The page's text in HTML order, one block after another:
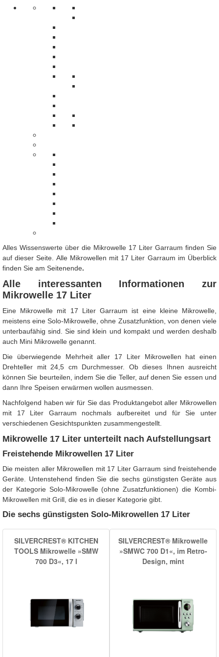
Alles Wissenswerte über die Mikrowelle 17 Liter Garraum finden Sie
auf dieser Seite. Alle Mikrowellen mit 17 Liter Garraum im Überblick
finden Sie am Seitenende.
Alle interessanten Informationen zur
Mikrowelle 17 Liter
Eine Mikrowelle mit 17 Liter Garraum ist eine kleine Mikrowelle,
meistens eine Solo-Mikrowelle, ohne Zusatzfunktion, von denen viele
unterbaufähig sind. Sie sind klein und kompakt und werden deshalb
auch Mini Mikrowelle genannt.
Die überwiegende Mehrheit aller 17 Liter Mikrowellen hat einen
Drehteller mit 24,5 cm Durchmesser. Ob dieses Ihnen ausreicht
können Sie beurteilen, indem Sie die Teller, auf denen Sie essen und
dann Ihre Speisen erwärmen wollen ausmessen.
Nachfolgend haben wir für Sie das Produktangebot aller Mikrowellen
mit 17 Liter Garraum nochmals aufbereitet und für Sie unter
verschiedenen Gesichtspunkten zusammengestellt.
Mikrowelle 17 Liter unterteilt nach Aufstellungsart
Freistehende Mikrowellen 17 Liter
Die meisten aller Mikrowellen mit 17 Liter Garraum sind freistehende
Geräte. Untenstehend finden Sie die sechs günstigsten Geräte aus
der Kategorie Solo-Mikrowelle (ohne Zusatzfunktionen) die Kombi-
Mikrowellen mit Grill, die es in dieser Kategorie gibt.
Die sechs günstigsten Solo-Mikrowellen 17 Liter
SILVERCREST® KITCHEN
TOOLS Mikrowelle »SMW
700 D3«, 17 l
SILVERCREST® Mikrowelle
»SMWC 700 D1«, im Retro-
Design, mint